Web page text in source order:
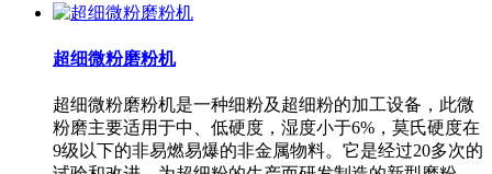
超细微粉磨粉机
超细微粉磨粉机是一种细粉及超细粉的加工设备，此微
粉磨主要适用于中、低硬度，湿度小于6%，莫氏硬度在
9级以下的非易燃易爆的非金属物料。它是经过20多次的